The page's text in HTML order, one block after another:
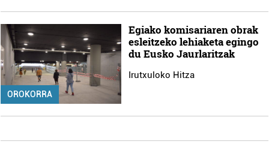
OROKORRA
Egiako komisariaren obrak
esleitzeko lehiaketa egingo
du Eusko Jaurlaritzak
Irutxuloko Hitza